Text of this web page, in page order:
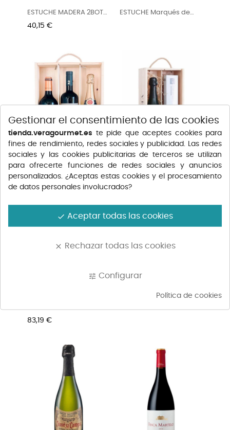
ESTUCHE MADERA 2BOT
MATSU -...
Precio
40,15 €
ESTUCHE Marqués de
Estuche Regalo 2 Vinos +
Cava
ESTUCHE CAVA JUVE &
CAMPS +...
RIOJA...
Precio
83,19 €
Gestionar el consentimiento de las cookies
tienda.veragourmet.es te pide que aceptes cookies para
fines de rendimiento, redes sociales y publicidad. Las redes
sociales y las cookies publicitarias de terceros se utilizan
para ofrecerte funciones de redes sociales y anuncios
personalizados. ¿Aceptas estas cookies y el procesamiento
de datos personales involucrados?
done Aceptar todas las cookies
clear Rechazar todas las cookies
tune Configurar
Política de cookies